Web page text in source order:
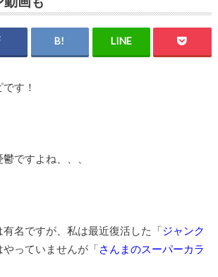
す！
ですよね、、、
有名ですが、私は最近復活した「ジャンク
やっていませんが「さんまのスーパーカラ